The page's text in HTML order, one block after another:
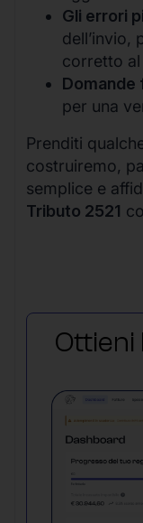
Gli errori
dell’invio,
corretto
per una
Prenditi
costruiremo,
semplice e
Tributo 2521
Ottieni